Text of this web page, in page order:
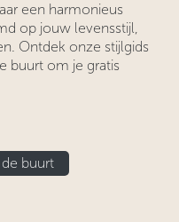
een harmonieus
op jouw levensstijl,
Ontdek onze stijlgids
buurt om je gratis
buurt